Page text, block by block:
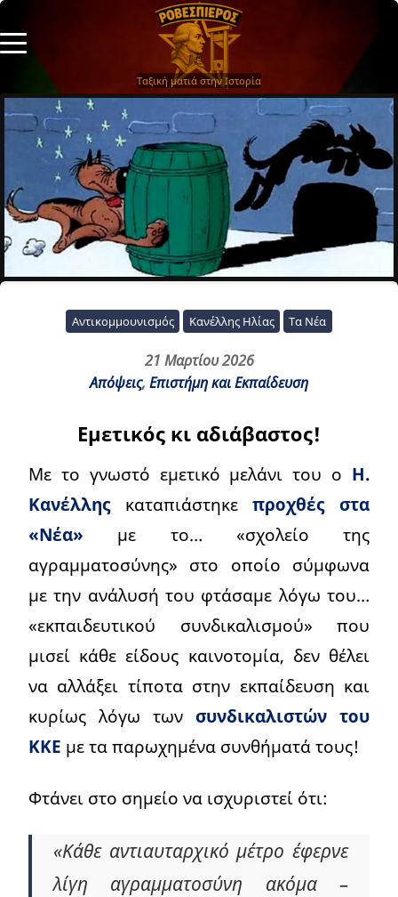
Ταξική ματιά στην Ιστορία
Αντικομμουνισμός Κανέλλης Ηλίας Τα Νέα
21 Μαρτίου 2026
Απόψεις, Επιστήμη και Εκπαίδευση
Εμετικός κι αδιάβαστος!
Με το γνωστό εμετικό μελάνι του ο Η.
Κανέλληςκαταπιάστηκεπροχθές στα
«Νέα» με το… «σχολείο της
αγραμματοσύνης» στο οποίο σύμφωνα
με την ανάλυσή του φτάσαμε λόγω του…
«εκπαιδευτικού συνδικαλισμού» που
μισεί κάθε είδους καινοτομία, δεν θέλει
να αλλάξει τίποτα στην εκπαίδευση και
κυρίως λόγω των συνδικαλιστών του
ΚΚΕ με τα παρωχημένα συνθήματά τους!
Φτάνει στο σημείο να ισχυριστεί ότι:
«Κάθε αντιαυταρχικό μέτρο έφερνε
λίγη αγραμματοσύνη ακόμα –